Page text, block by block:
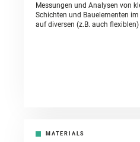
Messungen und Analysen von
Schichten und Bauelementen
auf diversen (z.B. auch
MATERIALS